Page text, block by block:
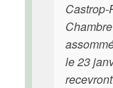
le 23